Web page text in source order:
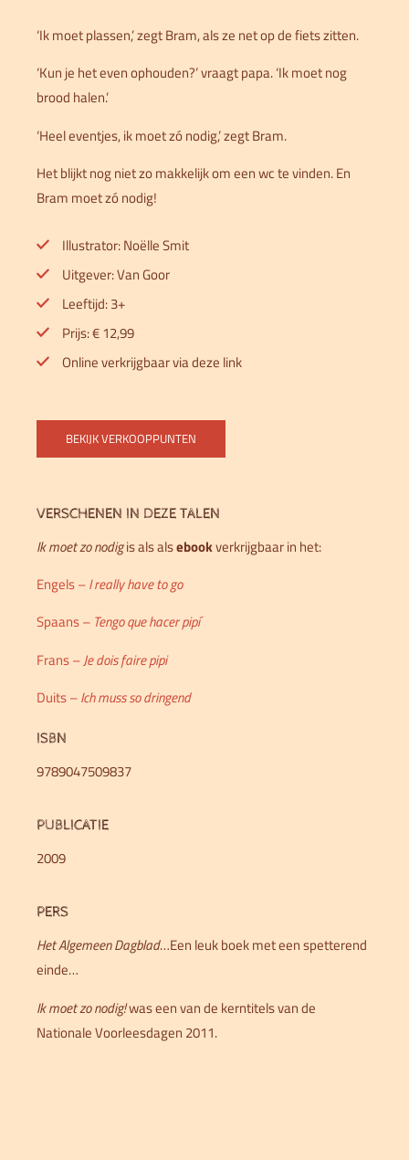
‘Ik moet plassen,’ zegt Bram, als ze net op de fiets zitten.
‘Kun je het even ophouden?’ vraagt papa. ‘Ik moet nog
brood halen.’
‘Heel eventjes, ik moet zó nodig,’ zegt Bram.
Het blijkt nog niet zo makkelijk om een wc te vinden. En
Bram moet zó nodig!
Illustrator: Noëlle Smit
Uitgever: Van Goor
Leeftijd: 3+
Prijs: € 12,99
Online verkrijgbaar via deze link
BEKIJK VERKOOPPUNTEN
VERSCHENEN IN DEZE TALEN
Ik moet zo nodigis als alsebookverkrijgbaar in het:
Engels –I really have to go
Spaans – Tengo que hacer pipí
Frans –Je dois faire pipi
Duits –Ich muss so dringend
ISBN
9789047509837
PUBLICATIE
2009
PERS
Het Algemeen Dagblad…Een leuk boek met een spetterend
einde…
Ik moet zo nodig!was een van de kerntitels van de
Nationale Voorleesdagen 2011.